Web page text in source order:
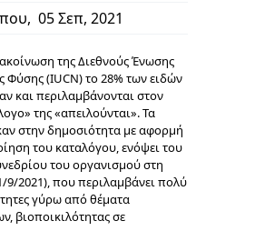
, 05 Σεπ, 2021
της Διεθνούς Ένωσης
Φύσης (IUCN) το 28% των ειδών
και περιλαμβάνονται στον
της «απειλούνται». Τα
στην δημοσιότητα με αφορμή
του καταλόγου, ενόψει του
του οργανισμού στη
9/2021), που περιλαμβάνει πολύ
γύρω από θέματα
βιοποικιλότητας σε